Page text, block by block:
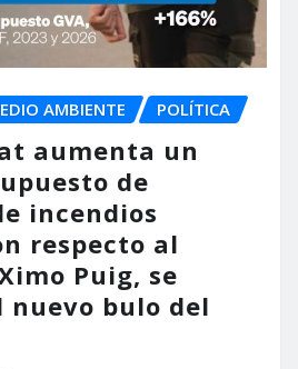
AMBIENTE POLÍTICA
aumenta un
de
incendios
respecto al
Puig, se
nuevo bulo del